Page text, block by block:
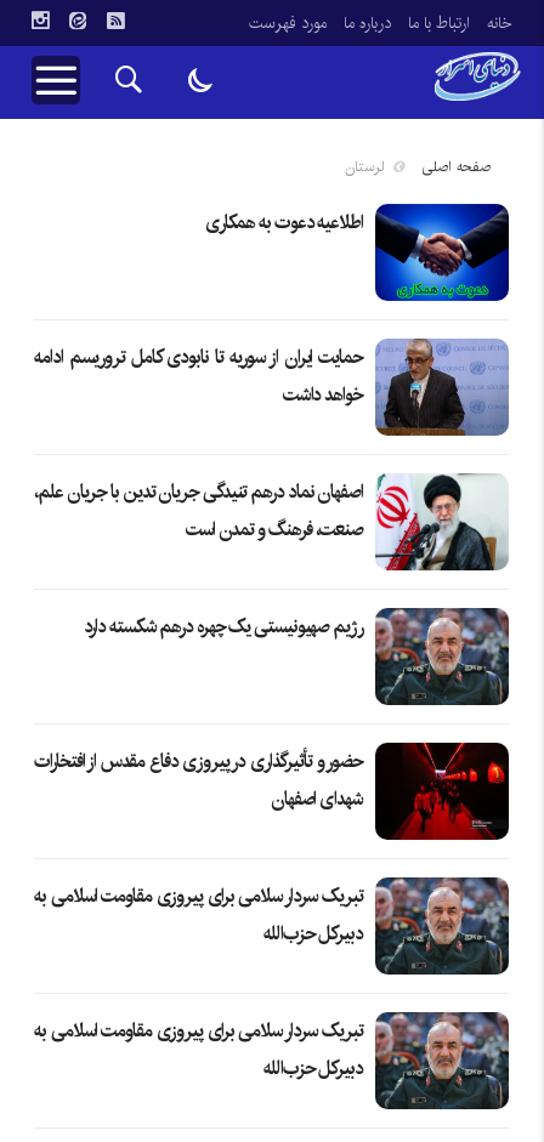
خانه ارتباط با ما درباره ما مورد فهرست
صفحه اصلی لرستان
اطلاعیه دعوت به همکاری
حمایت ایران از سوریه تا نابودی کامل تروریسم ادامه
خواهد داشت
اصفهان نماد درهم تنیدگی جریان تدین با جریان علم،
صنعت، فرهنگ و تمدن است
رژیم صهیونیستی یک چهره درهم شکسته دارد
حضور و تأثیرگذاری در پیروزی دفاع مقدس از افتخارات
شهدای اصفهان
تبریک سردار سلامی برای پیروزی مقاومت اسلامی به
دبیرکل حزب‌الله
تبریک سردار سلامی برای پیروزی مقاومت اسلامی به
دبیرکل حزب‌الله